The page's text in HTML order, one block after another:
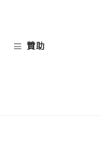
贊助